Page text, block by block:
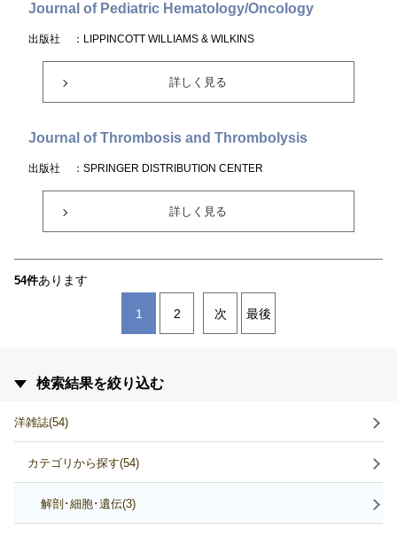
Journal of Pediatric Hematology/Oncology
出版社 ：LIPPINCOTT WILLIAMS & WILKINS
詳しく見る
Journal of Thrombosis and Thrombolysis
出版社 ：SPRINGER DISTRIBUTION CENTER
詳しく見る
54件あります
1 2 次 最後
検索結果を絞り込む
洋雑誌(54)
カテゴリから探す(54)
解剖･細胞･遺伝(3)